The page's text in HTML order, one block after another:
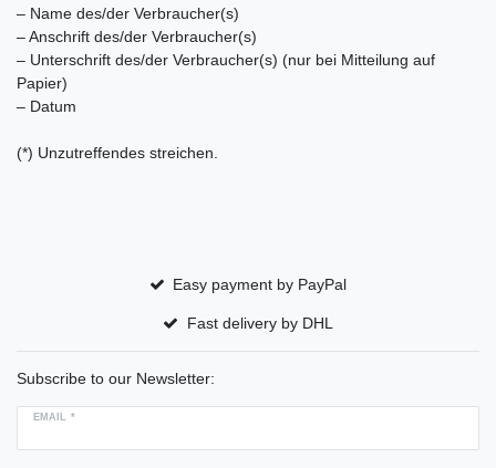
– Name des/der Verbraucher(s)
– Anschrift des/der Verbraucher(s)
– Unterschrift des/der Verbraucher(s) (nur bei Mitteilung auf
Papier)
– Datum
(*) Unzutreffendes streichen.
Easy payment by PayPal
Fast delivery by DHL
Subscribe to our Newsletter:
EMAIL *